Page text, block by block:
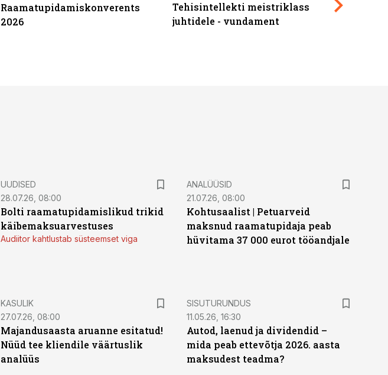
Raamatupidamiskonverents
2026
Tehisintellekti meistriklass
juhtidele - vundament
UUDISED
28.07.26, 08:00
Bolti raamatupidamislikud trikid
käibemaksuarvestuses
Audiitor kahtlustab süsteemset viga
ANALÜÜSID
21.07.26, 08:00
Kohtusaalist | Petuarveid
maksnud raamatupidaja peab
hüvitama 37 000 eurot tööandjale
KASULIK
27.07.26, 08:00
Majandusaasta aruanne esitatud!
Nüüd tee kliendile väärtuslik
analüüs
ST
SISUTURUNDUS
11.05.26, 16:30
Autod, laenud ja dividendid –
mida peab ettevõtja 2026. aasta
maksudest teadma?